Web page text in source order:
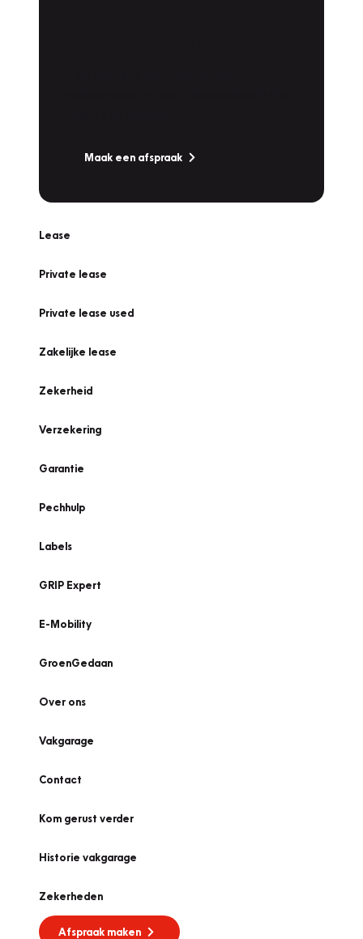
Maak een afspraak
Lease
Private lease
Private lease used
Zakelijke lease
Zekerheid
Verzekering
Garantie
Pechhulp
Labels
GRIP Expert
E-Mobility
GroenGedaan
Over ons
Vakgarage
Contact
Kom gerust verder
Historie vakgarage
Zekerheden
Afspraak maken